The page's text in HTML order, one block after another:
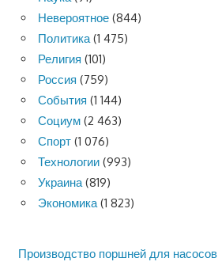
Невероятное (844)
Политика(1 475)
Религия (101)
Россия (759)
События (1 144)
Социум (2 463)
Спорт (1 076)
Технологии (993)
Украина(819)
Экономика(1 823)
Производство поршней для насосов